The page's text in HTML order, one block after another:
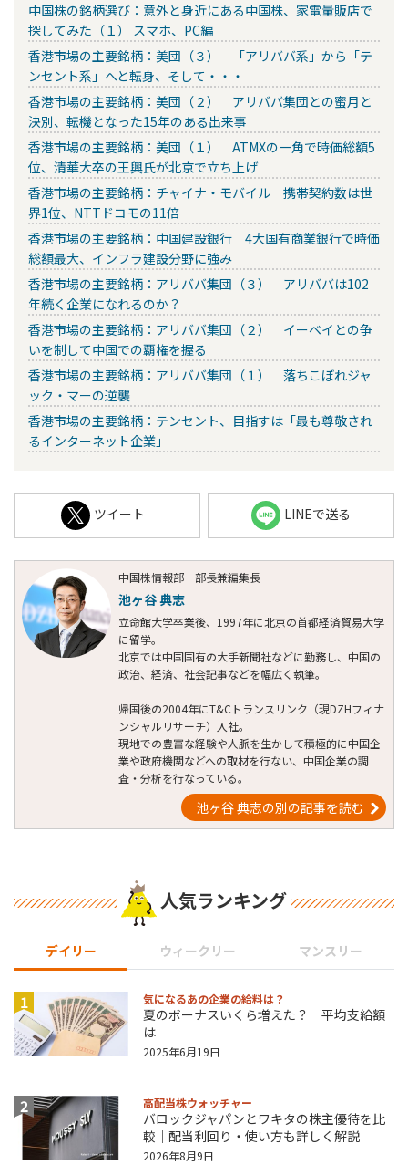
中国株の銘柄選び：意外と身近にある中国株、家電量販店で
探してみた（１） スマホ、PC編
香港市場の主要銘柄：美団（３） 「アリババ系」から「テ
ンセント系」へと転身、そして・・・
香港市場の主要銘柄：美団（２） アリババ集団との蜜月と
決別、転機となった15年のある出来事
香港市場の主要銘柄：美団（１） ATMXの一角で時価総額5
位、清華大卒の王興氏が北京で立ち上げ
香港市場の主要銘柄：チャイナ・モバイル 携帯契約数は世
界1位、NTTドコモの11倍
香港市場の主要銘柄：中国建設銀行 4大国有商業銀行で時価
総額最大、インフラ建設分野に強み
香港市場の主要銘柄：アリババ集団（３） アリババは102
年続く企業になれるのか？
香港市場の主要銘柄：アリババ集団（２） イーベイとの争
いを制して中国での覇権を握る
香港市場の主要銘柄：アリババ集団（１） 落ちこぼれジャ
ック・マーの逆襲
香港市場の主要銘柄：テンセント、目指すは「最も尊敬され
るインターネット企業」
ツイート LINEで送る
中国株情報部 部長兼編集長
池ヶ谷 典志
立命館大学卒業後、1997年に北京の首都経済貿易大学
に留学。
北京では中国国有の大手新聞社などに勤務し、中国の
政治、経済、社会記事などを幅広く執筆。
帰国後の2004年にT&Cトランスリンク（現DZHフィナ
ンシャルリサーチ）入社。
現地での豊富な経験や人脈を生かして積極的に中国企
業や政府機関などへの取材を行ない、中国企業の調
査・分析を行なっている。
池ヶ谷 典志の別の記事を読む
人気ランキング
デイリー ウィークリー マンスリー
1 気になるあの企業の給料は？
夏のボーナスいくら増えた？ 平均支給額
は
2025年6月19日
2 高配当株ウォッチャー
バロックジャパンとワキタの株主優待を比
較｜配当利回り・使い方も詳しく解説
2026年8月9日